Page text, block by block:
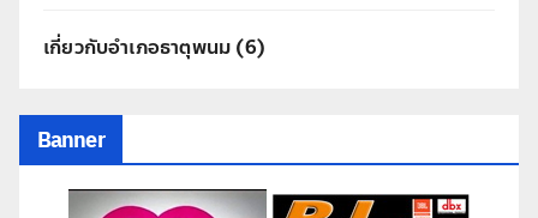
เกี่ยวกับอำเภอธาตุพนม (6)
Banner